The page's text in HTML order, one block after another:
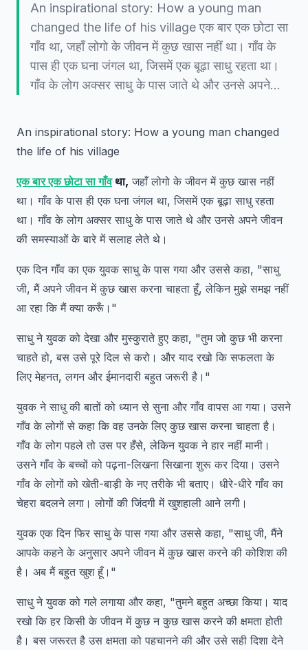
An inspirational story: How a young man
changed the life of his village एक बार एक छोटा सा
गाँव था, जहाँ लोगो के जीवन में कुछ खास नहीं था। गाँव के
पास ही एक घना जंगल था, जिसमें एक बूढ़ा साधु रहता था।
गाँव के लोग अक्सर साधु के पास जाते थे और उनसे अपने…
An inspirational story: How a young man changed
the life of his village
एक बार एक छोटा सा गाँवथा, जहाँ लोगो के जीवन में कुछ खास नहीं
था। गाँव के पास ही एक घना जंगल था, जिसमें एक बूढ़ा साधु रहता
था। गाँव के लोग अक्सर साधु के पास जाते थे और उनसे अपने जीवन
की समस्याओं के बारे में सलाह लेते थे।
एक दिन गाँव का एक युवक साधु के पास गया और उससे कहा, "साधु
जी, मैं अपने जीवन में कुछ खास करना चाहता हूँ, लेकिन मुझे समझ नहीं
आ रहा कि मैं क्या करूँ।"
साधु ने युवक को देखा और मुस्कुराते हुए कहा, "तुम जो कुछ भी करना
चाहते हो, बस उसे पूरे दिल से करो। और याद रखो कि सफलता के
लिए मेहनत, लगन और ईमानदारी बहुत जरूरी है।"
युवक ने साधु की बातों को ध्यान से सुना और गाँव वापस आ गया। उसने
गाँव के लोगों से कहा कि वह उनके लिए कुछ खास करना चाहता है।
गाँव के लोग पहले तो उस पर हँसे, लेकिन युवक ने हार नहीं मानी।
उसने गाँव के बच्चों को पढ़ना-लिखना सिखाना शुरू कर दिया। उसने
गाँव के लोगों को खेती-बाड़ी के नए तरीके भी बताए। धीरे-धीरे गाँव का
चेहरा बदलने लगा। लोगों की जिंदगी में खुशहाली आने लगी।
युवक एक दिन फिर साधु के पास गया और उससे कहा, "साधु जी, मैंने
आपके कहने के अनुसार अपने जीवन में कुछ खास करने की कोशिश की
है। अब मैं बहुत खुश हूँ।"
साधु ने युवक को गले लगाया और कहा, "तुमने बहुत अच्छा किया। याद
रखो कि हर किसी के जीवन में कुछ न कुछ खास करने की क्षमता होती
है। बस जरूरत है उस क्षमता को पहचानने की और उसे सही दिशा देने